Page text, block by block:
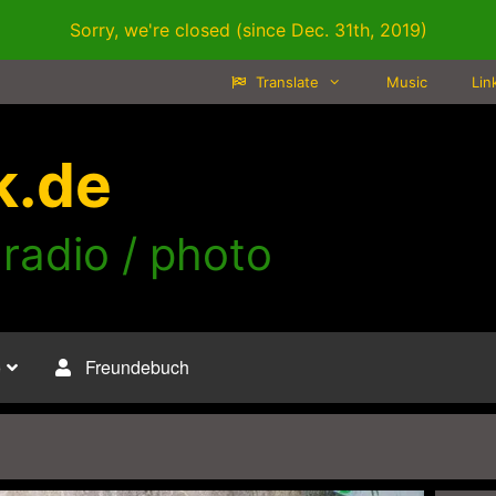
Sorry, we're closed (since Dec. 31th, 2019)
Translate Music
/ photo
Freundebuch